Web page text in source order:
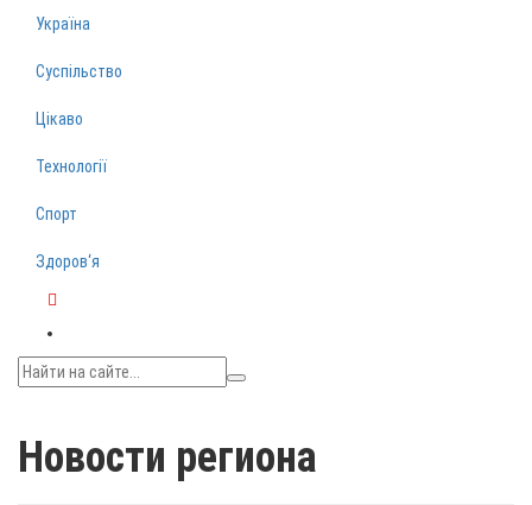
Україна
Суспільство
Цікаво
Технології
Спорт
Здоров‘я
Новости региона